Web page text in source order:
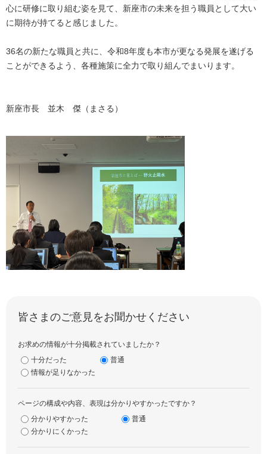
心に研修に取り組む姿を見て、新座市の未来を担う職員として大い
に期待が持てると感じました。
36名の新たな職員と共に、令和8年度も本市が更なる発展を遂げる
ことができるよう、各種施策に全力で取り組んでまいります。
新座市長 並木 傑（まさる）
皆さまのご意見をお聞かせください
お求めの情報が十分掲載されていましたか？
十分だった
普通
情報が足りなかった
ページの構成や内容、表現は分かりやすかったですか？
分かりやすかった
普通
分かりにくかった